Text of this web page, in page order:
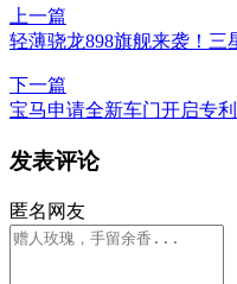
上一篇
轻薄骁龙898旗舰来袭！三
下一篇
宝马申请全新车门开启专
发表评论
匿名网友